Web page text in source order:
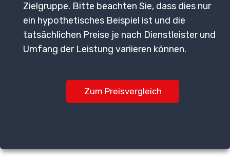
Zielgruppe. Bitte beachten Sie, dass dies nur
ein hypothetisches Beispiel ist und die
tatsächlichen Preise je nach Dienstleister und
Umfang der Leistung variieren können.
Zum Preisvergleich